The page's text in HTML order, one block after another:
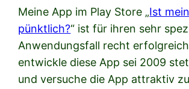
Meine App im Play Store „Ist
pünktlich?“ ist für ihren sehr
Anwendungsfall recht
entwickle diese App sei 2009
und versuche die App attraktiv